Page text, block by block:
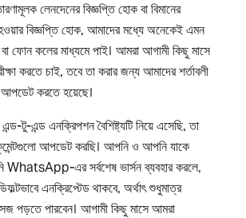
লেনদেনের বিজ্ঞপ্তি হোক বা বিমানের
বিজ্ঞপ্তি হোক, আমাদের মধ্যে অনেকেই এমন
ফোন কলের মাধ্যমে পাই। আমরা আগামী কিছু মাসে
করতে চাই, তবে তা করার জন্য আমাদের শর্তাবলী
করতে হয়েছে।
টু-এন্ড এনক্রিপশন বৈশিষ্ট্যটি নিয়ে এসেছি, তা
আপডেট করছি। আপনি ও আপনি যাকে
WhatsApp-এর সর্বশেষ ভার্সন ব্যবহার করলে,
এনক্রিপ্টেড থাকবে, অর্থাৎ শুধুমাত্র
পড়তে পারবেন। আগামী কিছু মাসে আমরা